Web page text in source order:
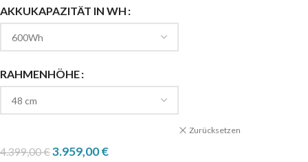
AKKUKAPAZITÄT IN WH
RAHMENHÖHE
Zurücksetzen
4.399,00€3.959,00€